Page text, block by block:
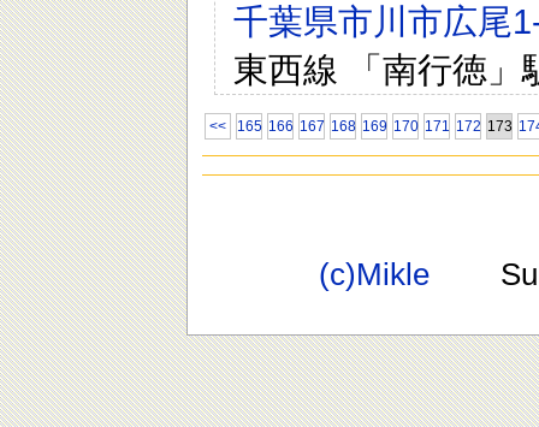
千葉県市川市広尾
東西線 「南行徳」
<< 165 166 167 168 169 170 171 172 173
(c)Mikle